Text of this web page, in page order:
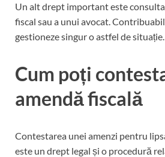
Un alt drept important este
fiscal sau a unui avocat.
gestioneze singur o astfel de situație.
Cum poți
amendă fiscală
Contestarea unei amenzi pentru
este un drept legal și o procedură